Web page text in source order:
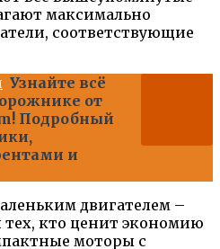
максимально
соответствующие
Узнайте всё
от
Подробный
и
двигателем –
тех, кто ценит экономию
моторы с